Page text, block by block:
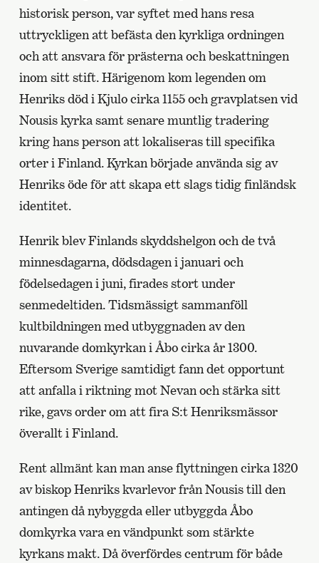
historisk person, var syftet med hans resa
uttryckligen att befästa den kyrkliga ordningen
och att ansvara för prästerna och beskattningen
inom sitt stift. Härigenom kom legenden om
Henriks död i Kjulo cirka 1155 och gravplatsen vid
Nousis kyrka samt senare muntlig tradering
kring hans person att lokaliseras till specifika
orter i Finland. Kyrkan började använda sig av
Henriks öde för att skapa ett slags tidig finländsk
identitet.
Henrik blev Finlands skyddshelgon och de två
minnesdagarna, dödsdagen i januari och
födelsedagen i juni, firades stort under
senmedeltiden. Tidsmässigt sammanföll
kultbildningen med utbyggnaden av den
nuvarande domkyrkan i Åbo cirka år 1300.
Eftersom Sverige samtidigt fann det opportunt
att anfalla i riktning mot Nevan och stärka sitt
rike, gavs order om att fira S:t Henriksmässor
överallt i Finland.
Rent allmänt kan man anse flyttningen cirka 1320
av biskop Henriks kvarlevor från Nousis till den
antingen då nybyggda eller utbyggda Åbo
domkyrka vara en vändpunkt som stärkte
kyrkans makt. Då överfördes centrum för både